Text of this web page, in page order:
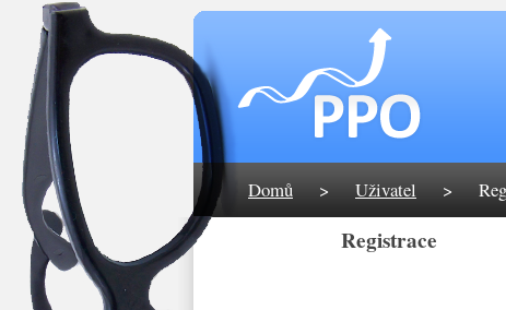
Domů > Uživatel >
Registrace